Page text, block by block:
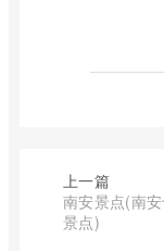
上一篇
南安景点(南
景点)